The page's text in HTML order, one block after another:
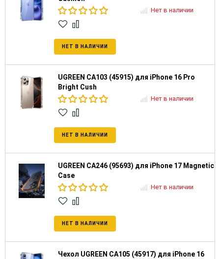
Нет в наличии
НЕТ В НАЛИЧИИ
UGREEN CA103 (45915) для iPhone 16 Pro
Bright Cush
Нет в наличии
НЕТ В НАЛИЧИИ
UGREEN CA246 (95693) для iPhone 17 Magnetic
Case
Нет в наличии
НЕТ В НАЛИЧИИ
Чехол UGREEN CA105 (45917) для iPhone 16